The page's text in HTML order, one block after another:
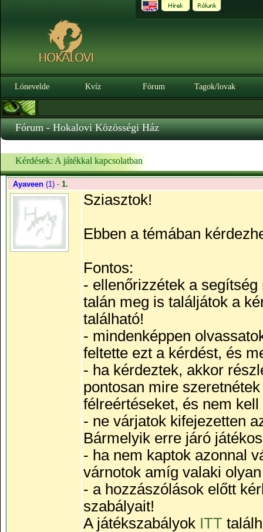
Lónevelde Kvíz Fórum Tagok/lovak
Fórum - Hokalovi Közösségi Ház
Kérdések: A játékkal kapcsolatban
Ayaveen(1) - 1.
Sziasztok!
Ebben a témában
Fontos:
- ellenőrizzétek a
talán meg is találjátok a
található!
- mindenképpen
feltette ezt a kérdést, és
- ha kérdeztek, akkor
pontosan mire
félreértéseket, és nem
- ne várjatok kifejezetten
Bármelyik erre járó
- ha nem kaptok azonnal
várnotok amíg valaki
- a hozzászólások előtt
szabályait!
A játékszabályok ITT